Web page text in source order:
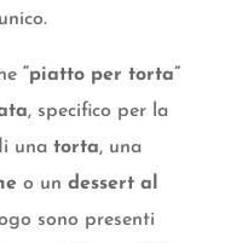
“piatto per torta”
, specifico per la
una torta, una
o un dessert al
sono presenti